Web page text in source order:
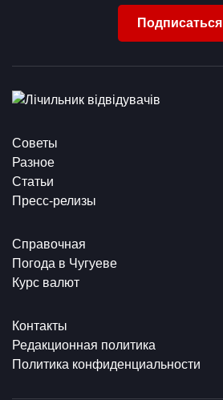
Подписаться
Советы
Разное
Статьи
Пресс-релизы
Справочная
Погода в Чугуеве
Курс валют
Контакты
Редакционная политика
Политика конфиденциальности